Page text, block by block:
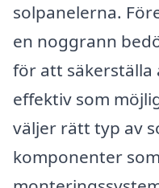
solpanelerna.
en noggrann
för att säkerställa
effektiv som
väljer rätt typ av
komponenter